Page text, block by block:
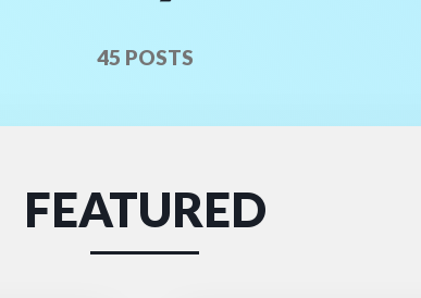
45 POSTS
FEATURED